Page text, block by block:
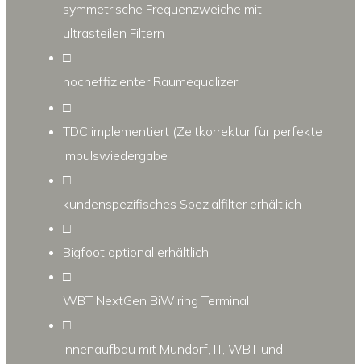
symmetrische Frequenzweiche mit
ultrasteilen Filtern
□
hocheffizienter Raumequalizer
□
TDC implementiert (Zeitkorrektur für perfekte
Impulswiedergabe
□
kundenspezifisches Spezialfilter erhältlich
□
Bigfoot optional erhältlich
□
WBT NextGen BiWiring Terminal
□
Innenaufbau mit Mundorf, IT, WBT und